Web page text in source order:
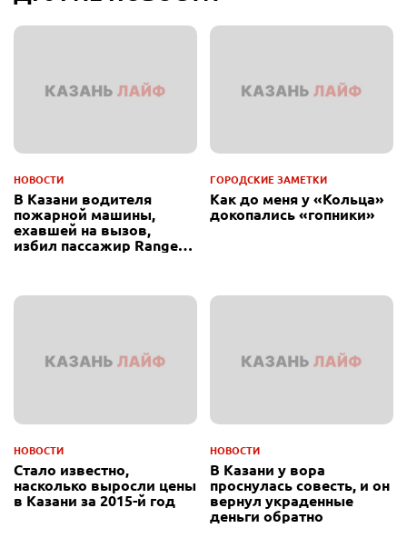
НОВОСТИ
В Казани водителя
пожарной машины,
ехавшей на вызов,
избил пассажир Range
ГОРОДСКИЕ ЗАМЕТКИ
Как до меня у «Кольца»
докопались «гопники»
НОВОСТИ
Стало известно,
насколько выросли цены
в Казани за 2015-й год
НОВОСТИ
В Казани у вора
проснулась совесть, и он
вернул украденные
деньги обратно